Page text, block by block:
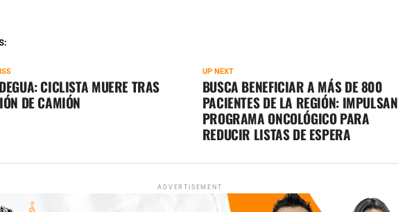
UP NEXT
BUSCA BENEFICIAR A MÁS DE 800
PACIENTES DE LA REGIÓN: IMPULSAN
PROGRAMA ONCOLÓGICO PARA
REDUCIR LISTAS DE ESPERA
CICLISTA MUERE TRAS
DE CAMIÓN
ADVERTISEMENT